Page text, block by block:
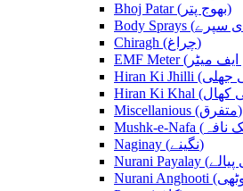
Bhoj Patar (بھوج پتر)
Chiragh (چراغ)
Miscellanious (متفرق)
Naginay (نگینے)